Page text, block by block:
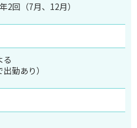
2回（7月、12月）
る
勤あり）